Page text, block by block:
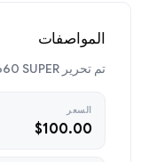
المواصفات
تم تحرير NVIDIA GTX 1660 SUPER في 29 أكتوبر، 2019.
السعر
$100.00